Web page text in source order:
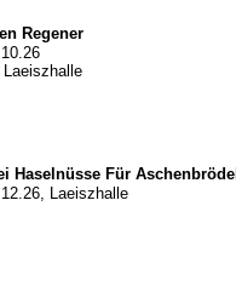
Regener
Laeiszhalle
Haselnüsse Für Aschenbrödel
Laeiszhalle